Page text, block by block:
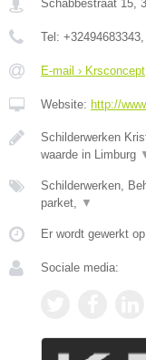
Schabbestraat 15,
Tel: +32494683343
E-mail › Krsconcept
Website: http://
Schilderwerken
waarde in Limburg
Schilderwerken,
parket, ▼
Er wordt gewerkt
Sociale media: